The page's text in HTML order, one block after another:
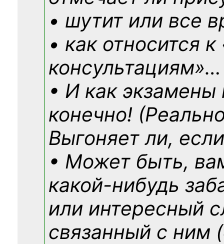
• шутит или все
• как относится
консультациям»…
• И как экзамены
конечно!
Выгоняет ли,
• Может быть,
какой-нибудь
или интересный
связанный с ним